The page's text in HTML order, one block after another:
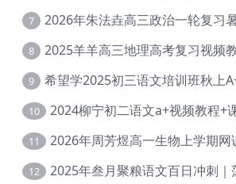
7 2026年朱法垚高三政治一轮复习
8
9
10
11
12